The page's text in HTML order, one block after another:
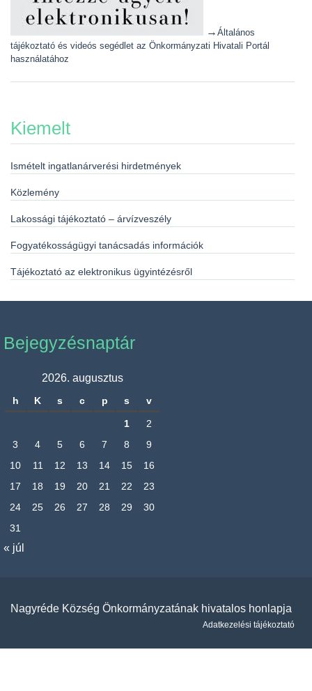
→ Általános
tájékoztató és videós segédlet az Önkormányzati Hivatali Portál
használatához
Kiemelt
Ismételt ingatlanárverési hirdetmények
Közlemény
Lakossági tájékoztató – árvízveszély
Fogyatékosságügyi tanácsadás információk
Tájékoztató az elektronikus ügyintézésről
Bejegyzésnaptár
2026. augusztus
h K s c p s v
1
2
3
4 5 6 7 8
9
10
11 12 13 14 15
16
17
18 19 20 21 22
23
24
25 26 27 28 29
30
31
« júl
Nagyréde Község Önkormányzatának hivatalos honlapja
Adatkezelési tájékoztató